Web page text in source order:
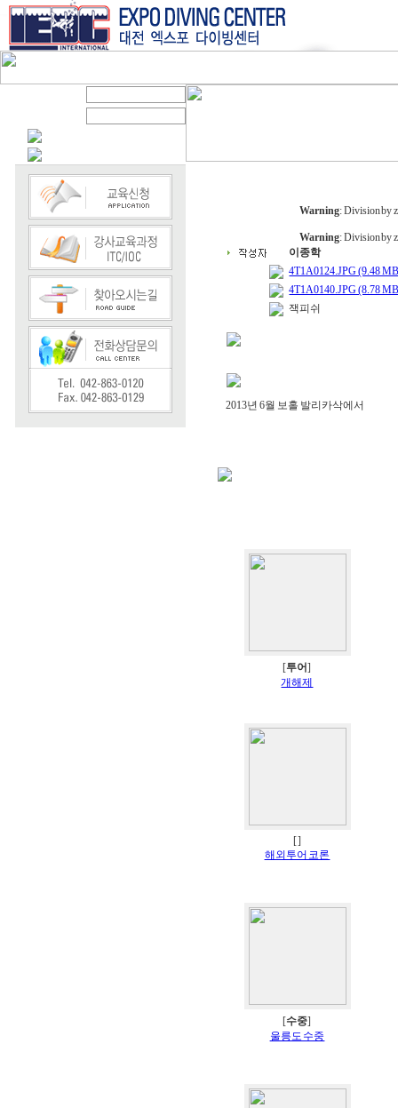
Warning: Division by
Warning: Division by
이종학
4T1A0124.JPG (9.48
4T1A0140.JPG (8.78
잭피쉬
2013년 6월 보홀 발리카삭에서
[투어]
개해제
[]
해외투어 코론
[수중]
울릉도 수중